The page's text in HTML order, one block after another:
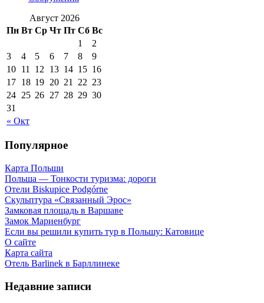
Август 2026
Пн Вт Ср Чт Пт Сб Вс
« Окт
1
2
3
4 5 6 7 8
9
10 11 12 13 14 15 16
17 18 19 20 21 22 23
24 25 26 27 28 29 30
31
Популярное
Карта Польши
Польша — Тонкости туризма: дороги
Отели Biskupice Podgórne
Скульптура «Связанный Эрос»
Замковая площадь в Варшаве
Замок Мариенбург
Если вы решили купить тур в Польшу: Катовице
О сайте
Карта сайта
Отель Barlinek в Барллинеке
Недавние записи